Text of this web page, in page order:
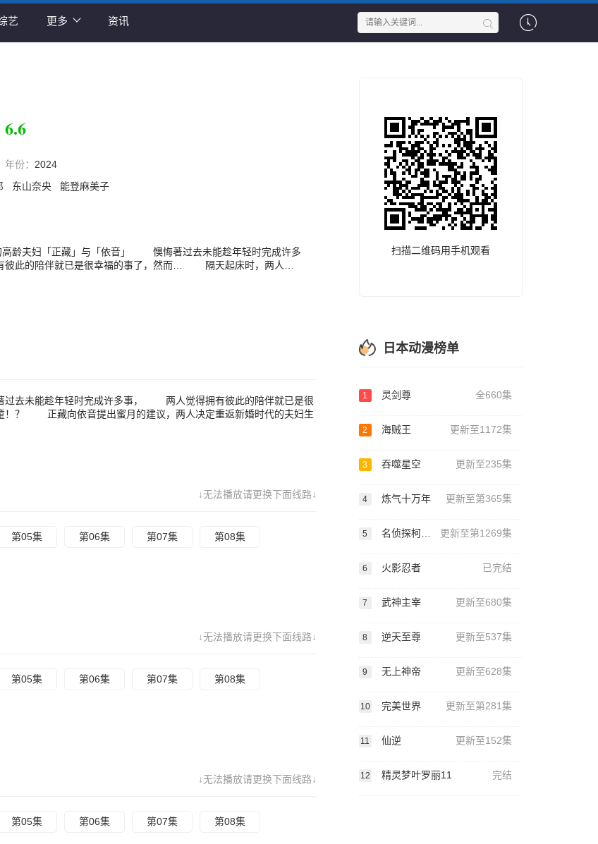
艺 更多 资讯
6.6
年份： 2024
东山奈央
能登麻美子
高龄夫妇「正藏」与「依音」 懊悔著过去未能趁年轻时完成许多
此的陪伴就已是很幸福的事了，然而… 隔天起床时，两人竟
正藏向依音提出蜜月的建议，两人决定重返新婚时代的夫妇生
去未能趁年轻时完成许多事， 两人觉得拥有彼此的陪伴就已是很
？ 正藏向依音提出蜜月的建议，两人决定重返新婚时代的夫妇生
↓无法播放请更换下面线路↓
第05集 第06集 第07集 第08集
↓无法播放请更换下面线路↓
第05集 第06集 第07集 第08集
↓无法播放请更换下面线路↓
第05集 第06集 第07集 第08集
扫描二维码用手机观看
日本动漫榜单
1 灵剑尊 全660集
2 海贼王 更新至1172集
3 吞噬星空 更新至235集
4 炼气十万年 更新至第365集
5 名侦探柯南国语版 更新至第1269集
6 火影忍者 已完结
7 武神主宰 更新至680集
8 逆天至尊 更新至537集
9 无上神帝 更新至628集
10 完美世界 更新至第281集
11 仙逆 更新至152集
12 精灵梦叶罗丽11 完结